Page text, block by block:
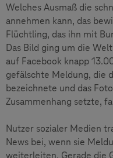
Welches Ausmaß die
annehmen kann, das
Flüchtling, das ihn mit
Das Bild ging um die
auf Facebook knapp
gefälschte Meldung, die
bezeichnete und das
Zusammenhang setzte,
Nutzer sozialer Medien
News bei, wenn sie
weiterleiten. Gerade die